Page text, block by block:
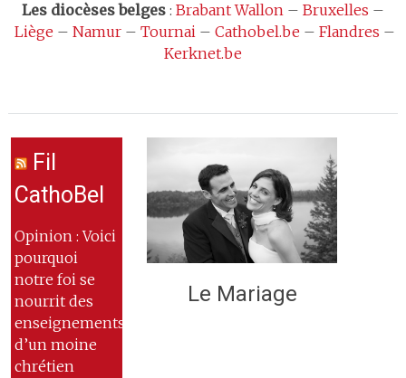
Les diocèses belges: Brabant Wallon– Bruxelles –
Liège – Namur– Tournai– Cathobel.be – Flandres –
Kerknet.be
Fil
CathoBel
Opinion : Voici
pourquoi
notre foi se
nourrit des
enseignements
d’un moine
chrétien
Le Mariage